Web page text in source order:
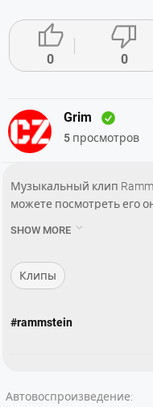

0

0
Grim
5 просмотров
Музыкальный клип
можете посмотреть его
► RammsteinShop:
► Instagram:
► Facebook:
Location: Arena in Treptow,
SHOW MORE 
Клипы
#rammstein
Автовоспроизведение: